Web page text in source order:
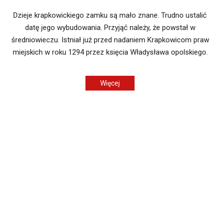
Dzieje krapkowickiego zamku są mało znane. Trudno ustalić
datę jego wybudowania. Przyjąć należy, że powstał w
średniowieczu. Istniał już przed nadaniem Krapkowicom praw
miejskich w roku 1294 przez księcia Władysława opolskiego.
Więcej